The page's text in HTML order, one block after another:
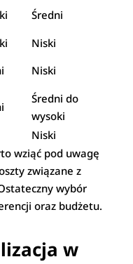
Średni
Niski
Niski
Średni do
wysoki
Niski
wziąć pod uwagę
związane z
wybór
oraz budżetu.
w